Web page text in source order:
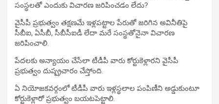
సంస్థలతో ఎందుకు విచారణ జరిపించడం లేదు?
వైసీపీ ప్రభుత్వం తక్షణమే ఇళ్లపట్టాల పేరుతో జరిగిన అవినీతిపై
సీబీఐ, ఏసీబీ, సీబీసీఐడీ లేదా మరే సంస్థతోనైనా విచారణ
జరిపించాలి.
పేదలకు అన్యాయం చేసేలా టీడీపీ వారు కోర్టుకెళ్లారని వైసీపీ
ప్రభుత్వం దుష్ప్రచారం చేస్తోంది.
ఏ నియోజకవర్గంలో టీడీపీ వారు ఇళ్లస్థలాల పంపిణీని అడ్డుకుంటూ
కోర్టుకెళ్లారో ప్రభుత్వం బయటపెట్టాలి.